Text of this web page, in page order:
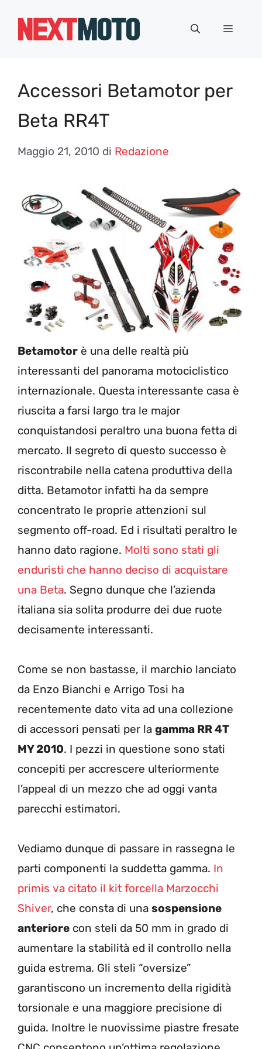
Menu
Accessori Betamotor per
Beta RR4T
Maggio 21, 2010 di Redazione
Betamotor è una delle realtà più
interessanti del panorama motociclistico
internazionale. Questa interessante casa è
riuscita a farsi largo tra le major
conquistandosi peraltro una buona fetta di
mercato. Il segreto di questo successo è
riscontrabile nella catena produttiva della
ditta. Betamotor infatti ha da sempre
concentrato le proprie attenzioni sul
segmento off-road. Ed i risultati peraltro le
hanno dato ragione. Molti sono stati gli
enduristi che hanno deciso di acquistare
una Beta. Segno dunque che l’azienda
italiana sia solita produrre dei due ruote
decisamente interessanti.
Come se non bastasse, il marchio lanciato
da Enzo Bianchi e Arrigo Tosi ha
recentemente dato vita ad una collezione
di accessori pensati per la gamma RR 4T
MY 2010. I pezzi in questione sono stati
concepiti per accrescere ulteriormente
l’appeal di un mezzo che ad oggi vanta
parecchi estimatori.
Vediamo dunque di passare in rassegna le
parti componenti la suddetta gamma. In
primis va citato il kit forcella Marzocchi
Shiver, che consta di una sospensione
anteriore con steli da 50 mm in grado di
aumentare la stabilità ed il controllo nella
guida estrema. Gli steli “oversize”
garantiscono un incremento della rigidità
torsionale e una maggiore precisione di
guida. Inoltre le nuovissime piastre fresate